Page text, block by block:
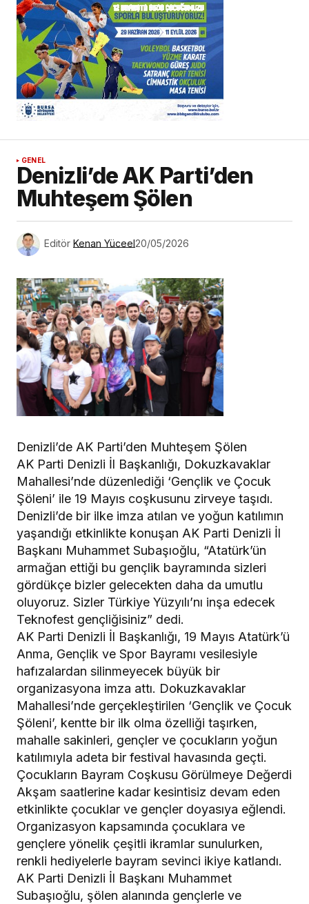
GENEL
Denizli’de AK Parti’den
Muhteşem Şölen
Editör Kenan Yüceel20/05/2026
Denizli’de AK Parti’den Muhteşem Şölen
AK Parti Denizli İl Başkanlığı, Dokuzkavaklar
Mahallesi’nde düzenlediği ‘Gençlik ve Çocuk
Şöleni’ ile 19 Mayıs coşkusunu zirveye taşıdı.
Denizli’de bir ilke imza atılan ve yoğun katılımın
yaşandığı etkinlikte konuşan AK Parti Denizli İl
Başkanı Muhammet Subaşıoğlu, “Atatürk’ün
armağan ettiği bu gençlik bayramında sizleri
gördükçe bizler gelecekten daha da umutlu
oluyoruz. Sizler Türkiye Yüzyılı’nı inşa edecek
Teknofest gençliğisiniz” dedi.
AK Parti Denizli İl Başkanlığı, 19 Mayıs Atatürk’ü
Anma, Gençlik ve Spor Bayramı vesilesiyle
hafızalardan silinmeyecek büyük bir
organizasyona imza attı. Dokuzkavaklar
Mahallesi’nde gerçekleştirilen ‘Gençlik ve Çocuk
Şöleni’, kentte bir ilk olma özelliği taşırken,
mahalle sakinleri, gençler ve çocukların yoğun
katılımıyla adeta bir festival havasında geçti.
Çocukların Bayram Coşkusu Görülmeye Değerdi
Akşam saatlerine kadar kesintisiz devam eden
etkinlikte çocuklar ve gençler doyasıya eğlendi.
Organizasyon kapsamında çocuklara ve
gençlere yönelik çeşitli ikramlar sunulurken,
renkli hediyelerle bayram sevinci ikiye katlandı.
AK Parti Denizli İl Başkanı Muhammet
Subaşıoğlu, şölen alanında gençlerle ve